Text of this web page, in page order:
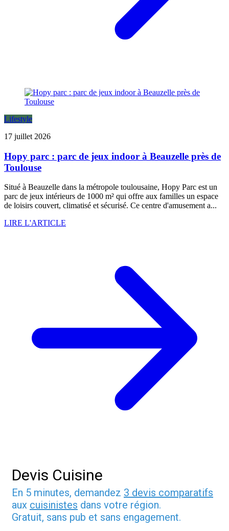
Lifestyle
17 juillet 2026
Hopy parc : parc de jeux indoor à Beauzelle près de
Toulouse
Situé à Beauzelle dans la métropole toulousaine, Hopy Parc est un
parc de jeux intérieurs de 1000 m² qui offre aux familles un espace
de loisirs couvert, climatisé et sécurisé. Ce centre d'amusement a...
LIRE L'ARTICLE
Devis Cuisine
En 5 minutes, demandez 3 devis comparatifs
aux cuisinistes dans votre région.
Gratuit, sans pub et sans engagement.